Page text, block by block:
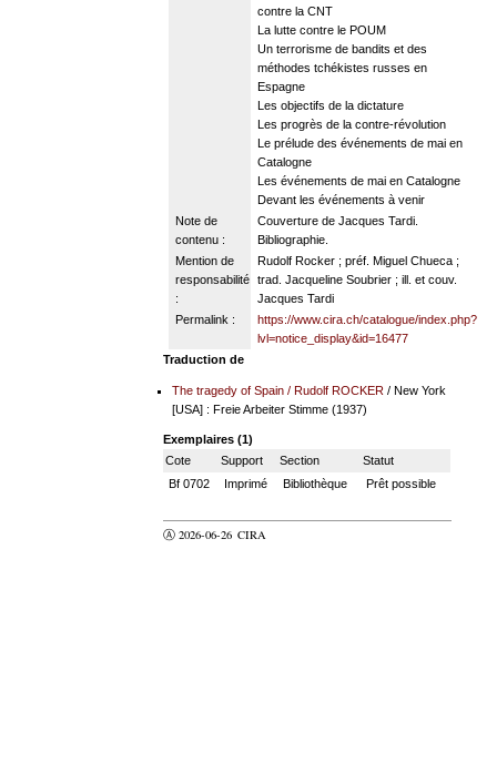
contre la CNT
La lutte contre le POUM
Un terrorisme de bandits et des
méthodes tchékistes russes en
Espagne
Les objectifs de la dictature
Les progrès de la contre-révolution
Le prélude des événements de mai en
Catalogne
Les événements de mai en Catalogne
Devant les événements à venir
Note de
contenu :
Couverture de Jacques Tardi.
Bibliographie.
Mention de
responsabilité
:
Rudolf Rocker ; préf. Miguel Chueca ;
trad. Jacqueline Soubrier ; ill. et couv.
Jacques Tardi
Permalink :
https://www.cira.ch/catalogue/index.php?
lvl=notice_display&id=16477
Traduction de
The tragedy of Spain /Rudolf ROCKER / New York
[USA] : Freie Arbeiter Stimme (1937)
Exemplaires (1)
Cote
Support Section
Statut
Bf 0702
Imprimé Bibliothèque Prêt possible
Ⓐ 2026-06-26 CIRA